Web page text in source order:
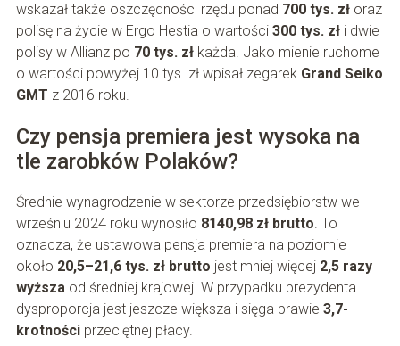
wskazał także oszczędności rzędu ponad 700 tys. złoraz
polisę na życie w Ergo Hestia o wartości 300 tys. złi dwie
polisy w Allianz po 70 tys. złkażda. Jako mienie ruchome
o wartości powyżej 10 tys. zł wpisał zegarek Grand Seiko
GMT z 2016 roku.
Czy pensja premiera jest wysoka na
tle zarobków Polaków?
Średnie wynagrodzenie w sektorze przedsiębiorstw we
wrześniu 2024 roku wynosiło 8140,98 zł brutto. To
oznacza, że ustawowa pensja premiera na poziomie
około 20,5–21,6 tys. zł brutto jest mniej więcej 2,5 razy
wyższaod średniej krajowej. W przypadku prezydenta
dysproporcja jest jeszcze większa i sięga prawie 3,7-
krotnościprzeciętnej płacy.